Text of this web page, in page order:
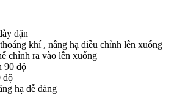
dặn
khí , nâng hạ điều chỉnh lên xuống
chỉnh ra vào lên xuống
90 độ
độ
hạ dễ dàng